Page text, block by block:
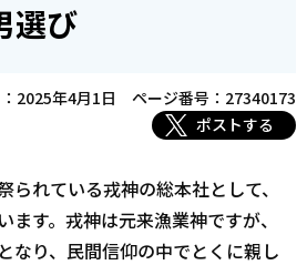
選び
2025年4月1日
ページ番号：27340173
ポストする
れている戎神の総本社として、
ます。戎神は元来漁業神ですが、
なり、民間信仰の中でとくに親し